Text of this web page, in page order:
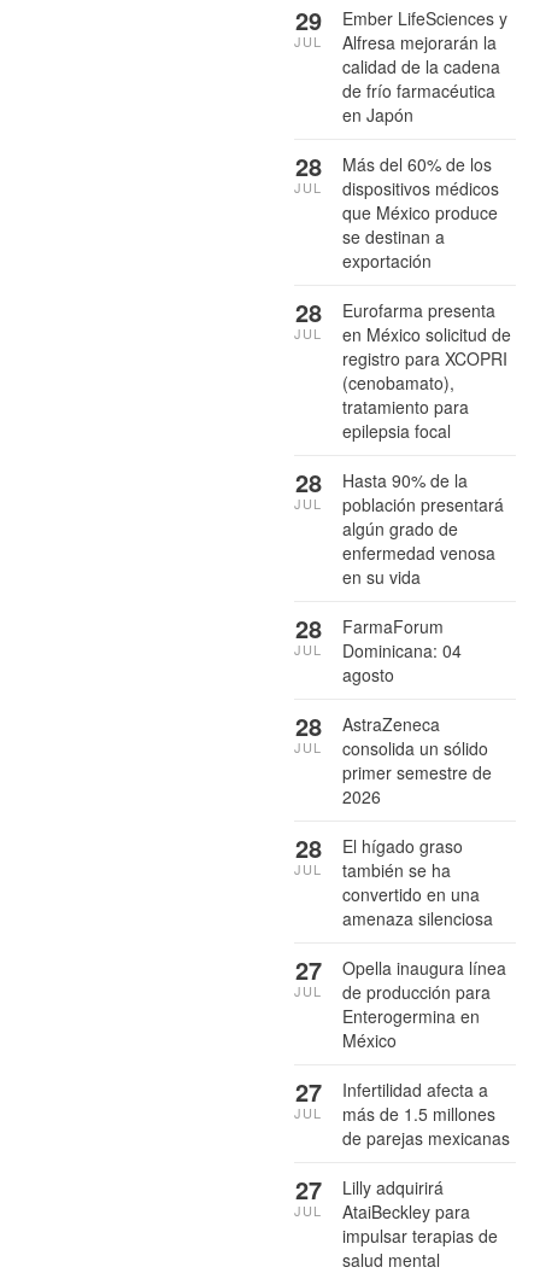
Ember LifeSciences y
Alfresa mejorarán la
calidad de la cadena
de frío farmacéutica
en Japón
29
JUL
Más del 60% de los
dispositivos médicos
que México produce
se destinan a
exportación
28
JUL
Eurofarma presenta
en México solicitud de
registro para XCOPRI
(cenobamato),
tratamiento para
epilepsia focal
28
JUL
Hasta 90% de la
población presentará
algún grado de
enfermedad venosa
en su vida
28
JUL
FarmaForum
Dominicana: 04
agosto
28
JUL
AstraZeneca
consolida un sólido
primer semestre de
2026
28
JUL
El hígado graso
también se ha
convertido en una
amenaza silenciosa
28
JUL
Opella inaugura línea
de producción para
Enterogermina en
México
27
JUL
Infertilidad afecta a
más de 1.5 millones
de parejas mexicanas
27
JUL
Lilly adquirirá
AtaiBeckley para
impulsar terapias de
salud mental
27
JUL